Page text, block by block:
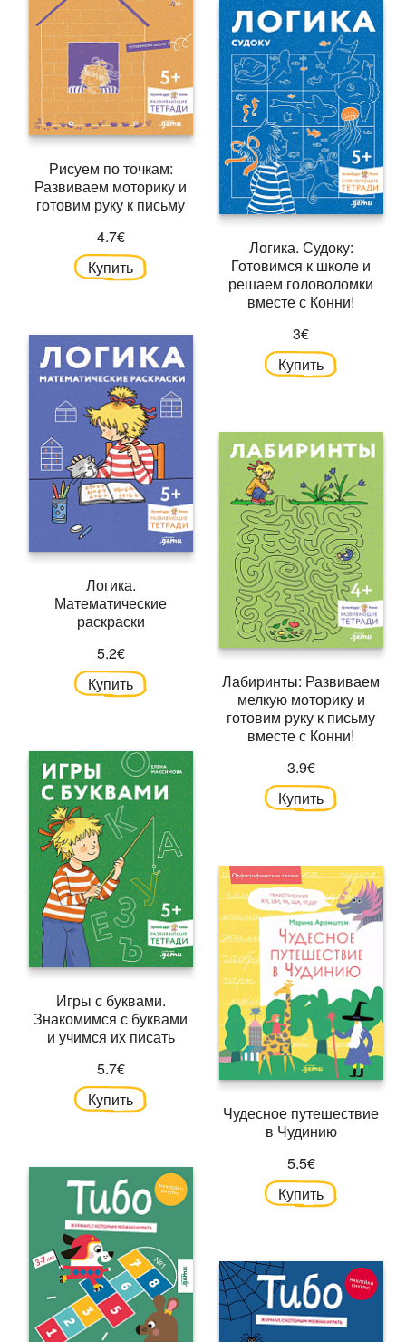
Рисуем по точкам:
Развиваем моторику и
готовим руку к письму
4.7€
Купить
Логика. Судоку:
Готовимся к школе и
решаем головоломки
вместе с Конни!
3€
Купить
Логика.
Математические
раскраски
5.2€
Купить
Лабиринты: Развиваем
мелкую моторику и
готовим руку к письму
вместе с Конни!
3.9€
Купить
Игры с буквами.
Знакомимся с буквами
и учимся их писать
5.7€
Купить
Чудесное путешествие
в Чудинию
5.5€
Купить